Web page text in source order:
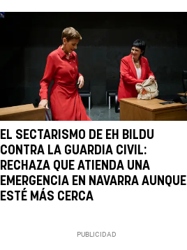
EL SECTARISMO DE EH BILDU
CONTRA LA GUARDIA CIVIL:
RECHAZA QUE ATIENDA UNA
EMERGENCIA EN NAVARRA AUNQUE
ESTÉ MÁS CERCA